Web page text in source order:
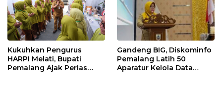
Kukuhkan Pengurus
HARPI Melati, Bupati
Pemalang Ajak Perias
Gandeng BIG, Diskominfo
Pemalang Latih 50
Aparatur Kelola Data